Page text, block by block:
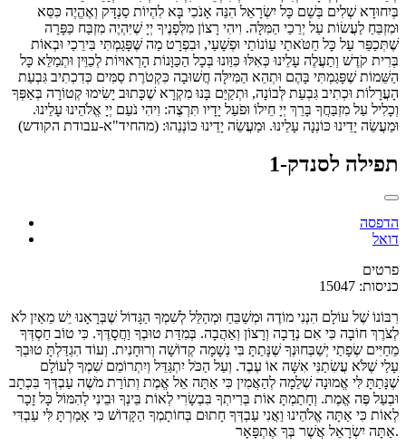
בְּיִחוּדָא שְׁלִים בְּשֵׁם כָּל יִשְׂרָאֵל הִנֵּה אָנֹכִי בָּא לִהְיוֹת סַנְדָּק וְאֶהֱיֶה כִּסֵּא
וּמִזְבֵּחַ לַעֲשׂוֹת עַל יְרֵכַי הַמִּלָּה. וִיהִי רָצוֹן מִלְּפָנֶיךָ יְיָ שֶׁיִּהְיֶה מִזְבַּח כַּפָּרָה
שֶׁתְּכַפֵּר עַל כָּל חַטֹּאתַי עַוֹנוֹתַי וּפְשָׁעַי, וּבִפְרָט מַה שֶּׁפָּגַמְתִּי בִּירֵכַי וּבְאוֹת
בְּרִית קֹדֶשׁ וְתַעֲלֶה עָלֵינוּ כְּאִלּוּ כִּוַּונוּ בְּכָל הַכַּוָּנוֹת הָרְאוּיוֹת לְכַוֵּין וּתְמַלֵּא כָּל
הַשֵּׁמוֹת שֶׁפָּגַמְתִּי בָּהֶם וּתְהֵא הַמִּילָּה חֲשׁוּבָה כִּקְטֹרֶת סַמִּים כְּדִכְתִיב גִּבְעַת
הָעֲרָלוֹת וּכְתִיב גִּבְעַת לְּבוֹנָה, וּתְקַיֵּם בָּנוּ מִקְרָא שֶׁכָּתוּב יָשִׂימוּ קְטוֹרָה בְּאַפְּךָ
וְכָלִיל עַל מִזְבַּחֲךָ בָּרֵךְ יְיָ חֵילוֹ וּפֹעַל יָדָיו תִּרְצֶה: וִיהִי נֹעַם יְיָ אֱלֹהֵינוּ עָלֵינוּ.
וּמַעֲשֵׂה יָדֵינוּ כּוֹנְנָה עָלֵינוּ. וּמַעֲשֵׂה יָדֵינוּ כּוֹנְנֵהוּ: (מהחיד"א-עבודת הקודש)
תפילה לסנדק-1
הדפסה
דואל
פרטים
כניסות: 15047
רִבּוֹנוֹ שֶׁל עוֹלָם הִנְנִי מוֹדֶה וּמְשַׁבֵּחַ וּמְהַלֵּל לְשִׁמְךָ הַגָּדוֹל שֶׁבְּרָאָנוּ יֵשׁ מֵאַיִן לֹא
לְצֹרֶךְ חוֹבָה כִּי אִם נְדָבָה וְרָצוֹן וְאַהֲבָה. בְּמִדַּת טוּבְךָ וַחֲסָדֶּךָ. כִּי טוֹב חַסְדְּךָ
מֵחַיִּים שְׂפָתַי יְשַׁבְּחוּנְךָ שֶׁנָּתַתָּ בִּי נְשָׁמָה קְדוֹשָׁה וְרוּחָנִית. וְעוֹד הִגְדַּלְתָּ טוּבְךָ
עָלַי שֶׁלֹּא עֲשִׂתַנִּי אִשָּׁה אוֹ עֶבֶד. וְעַל הַכֹּל יִתְגַּדֵּל וְיִתְרוֹמֵם שִׁמְךָ לְעוֹלָם
שֶׁנָּתַתָּ לִּי אֱמוּנָה שְׁלֵמָה לְהַאֲמִין כִּי אַתָּה אֵל אֱמֶת וְתוֹרַת מֹשֶׁה עַבְדְּךָ בִּכְתָב
וּבְעַל פֶּה אֱמֶת. וְחָתַמְתָּ אוֹת בְּרִיתְךָ בִּבְשָׂרִי לְאוֹת בֵּינְךָ וּבֵינִי לְהִמּוֹל כָּל זָכָר
לְאוֹת כִּי אַתָּה אֱלֹהֵינוּ וַאֲנִי עַבְדְּךָ חָתוּם בְּחוֹתָמְךָ הַקָּדוֹשׁ כִּי אָמַרְתָּ לִּי עַבְדִּי
אַתָּה יִשְׂרָאֵל אֲשֶׁר בְּךָ אֶתְפָּאָר.